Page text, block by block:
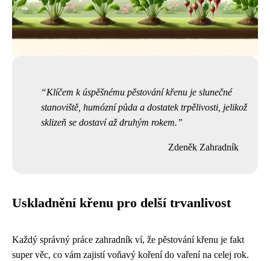
Klíčem k úspěšnému pěstování křenu je slunečné
stanoviště, humózní půda a dostatek trpělivosti, jelikož
sklizeň se dostaví až druhým rokem.
Zdeněk Zahradník
Uskladnění křenu pro delší trvanlivost
Každý správný práce zahradník ví, že pěstování křenu je fakt
super věc, co vám zajistí voňavý koření do vaření na celej rok.